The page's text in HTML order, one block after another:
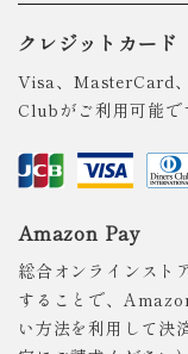
クレジットカード
Visa、MasterCard
Clubがご利用可能で
Amazon Pay
総合オンラインス
することで、
い方法を利用して決